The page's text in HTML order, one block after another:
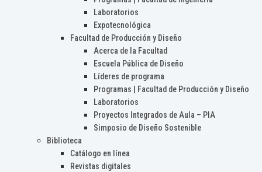
Laboratorios
Expotecnológica
Facultad de Producción y Diseño
Acerca de la Facultad
Escuela Pública de Diseño
Líderes de programa
Programas | Facultad de Producción y Diseño
Laboratorios
Proyectos Integrados de Aula – PIA
Simposio de Diseño Sostenible
Biblioteca
Catálogo en línea
Revistas digitales